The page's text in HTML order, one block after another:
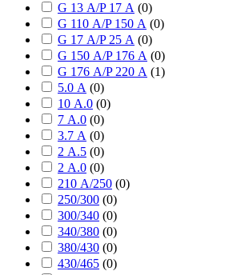
G 13 А/P 17 А (0)
G 110 А/P 150 А (0)
G 17 А/P 25 А (0)
G 150 А/P 176 А (0)
G 176 А/P 220 А (1)
5.0 А (0)
10 А.0 (0)
7 А.0 (0)
3.7 А (0)
2 А.5 (0)
2 А.0 (0)
210 А/250 (0)
250/300 (0)
300/340 (0)
340/380 (0)
380/430 (0)
430/465 (0)